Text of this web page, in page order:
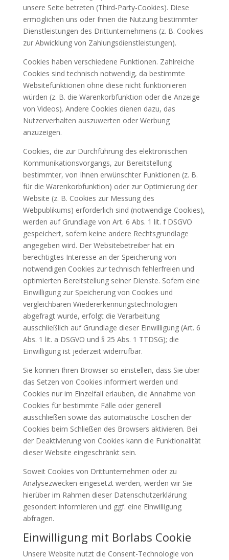
unsere Seite betreten (Third-Party-Cookies). Diese
ermöglichen uns oder Ihnen die Nutzung bestimmter
Dienstleistungen des Drittunternehmens (z. B. Cookies
zur Abwicklung von Zahlungsdienstleistungen).
Cookies haben verschiedene Funktionen. Zahlreiche
Cookies sind technisch notwendig, da bestimmte
Websitefunktionen ohne diese nicht funktionieren
würden (z. B. die Warenkorbfunktion oder die Anzeige
von Videos). Andere Cookies dienen dazu, das
Nutzerverhalten auszuwerten oder Werbung
anzuzeigen.
Cookies, die zur Durchführung des elektronischen
Kommunikationsvorgangs, zur Bereitstellung
bestimmter, von Ihnen erwünschter Funktionen (z. B.
für die Warenkorbfunktion) oder zur Optimierung der
Website (z. B. Cookies zur Messung des
Webpublikums) erforderlich sind (notwendige Cookies),
werden auf Grundlage von Art. 6 Abs. 1 lit. f DSGVO
gespeichert, sofern keine andere Rechtsgrundlage
angegeben wird. Der Websitebetreiber hat ein
berechtigtes Interesse an der Speicherung von
notwendigen Cookies zur technisch fehlerfreien und
optimierten Bereitstellung seiner Dienste. Sofern eine
Einwilligung zur Speicherung von Cookies und
vergleichbaren Wiedererkennungstechnologien
abgefragt wurde, erfolgt die Verarbeitung
ausschließlich auf Grundlage dieser Einwilligung (Art. 6
Abs. 1 lit. a DSGVO und § 25 Abs. 1 TTDSG); die
Einwilligung ist jederzeit widerrufbar.
Sie können Ihren Browser so einstellen, dass Sie über
das Setzen von Cookies informiert werden und
Cookies nur im Einzelfall erlauben, die Annahme von
Cookies für bestimmte Fälle oder generell
ausschließen sowie das automatische Löschen der
Cookies beim Schließen des Browsers aktivieren. Bei
der Deaktivierung von Cookies kann die Funktionalität
dieser Website eingeschränkt sein.
Soweit Cookies von Drittunternehmen oder zu
Analysezwecken eingesetzt werden, werden wir Sie
hierüber im Rahmen dieser Datenschutzerklärung
gesondert informieren und ggf. eine Einwilligung
abfragen.
Einwilligung mit Borlabs Cookie
Unsere Website nutzt die Consent-Technologie von